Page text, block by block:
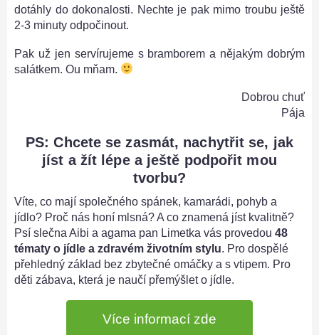
dotáhly do dokonalosti. Nechte je pak mimo troubu ještě
2-3 minuty odpočinout.
Pak už jen servírujeme s bramborem a nějakým dobrým
salátkem. Ou mňam.
Dobrou chuť
Pája
PS: Chcete se zasmát, nachytřit se, jak
jíst a žít lépe a ještě podpořit mou
tvorbu?
Víte, co mají společného spánek, kamarádi, pohyb a
jídlo? Proč nás honí mlsná? A co znamená jíst kvalitně?
Psí slečna Aibi a agama pan Limetka vás provedou 48
tématy o jídle a zdravém životním stylu. Pro dospělé
přehledný základ bez zbytečné omáčky a s vtipem. Pro
děti zábava, která je naučí přemýšlet o jídle.
Více informací zde